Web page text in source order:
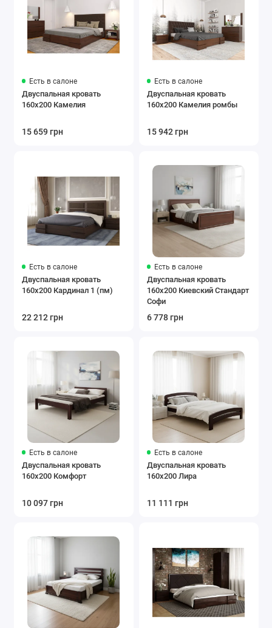
Есть в салоне
Двуспальная кровать
160x200 Камелия
15 659 грн
Есть в салоне
Двуспальная кровать
160x200 Камелия ромбы
15 942 грн
Есть в салоне
Двуспальная кровать
160x200 Кардинал 1 (пм)
22 212 грн
Есть в салоне
Двуспальная кровать
160x200 Киевский Стандарт
Софи
6 778 грн
Есть в салоне
Двуспальная кровать
160x200 Комфорт
10 097 грн
Есть в салоне
Двуспальная кровать
160x200 Лира
11 111 грн